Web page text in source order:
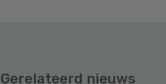
Gerelateerd nieuws